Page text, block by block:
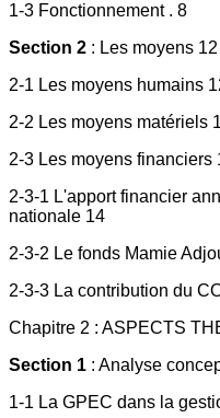
1-3 Fonctionnement . 8
Section 2 : Les moyens 12
2-1 Les moyens humains
2-2 Les moyens matériels
2-3 Les moyens financiers
2-3-1 L'apport financier
nationale 14
2-3-2 Le fonds Mamie
2-3-3 La contribution du
Chapitre 2 : ASPECTS
Section 1 : Analyse
1-1 La GPEC dans la